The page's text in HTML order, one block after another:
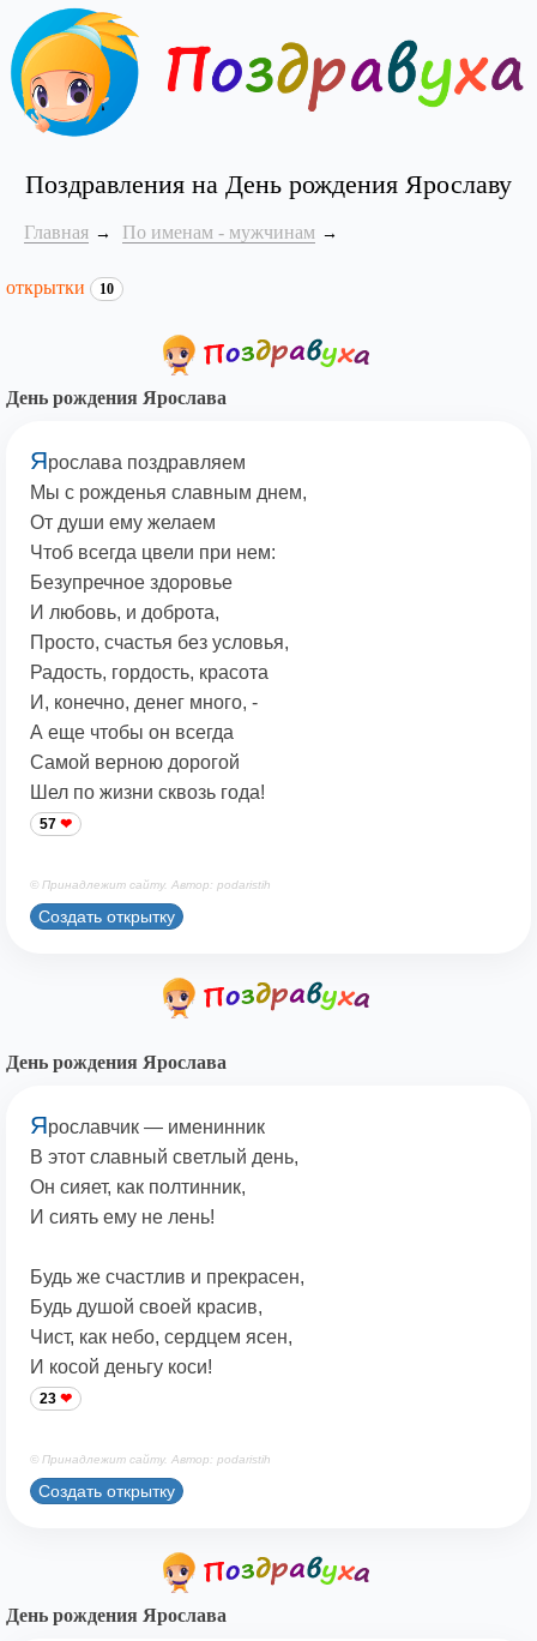
Поздравления на День рождения Ярославу
Главная По именам - мужчинам
открытки 10
День рождения Ярослава
Ярослава поздравляем
Мы с рожденья славным днем,
От души ему желаем
Чтоб всегда цвели при нем:
Безупречное здоровье
И любовь, и доброта,
Просто, счастья без условья,
Радость, гордость, красота
И, конечно, денег много, -
А еще чтобы он всегда
Самой верною дорогой
Шел по жизни сквозь года!
57
© Принадлежит сайту. Автор: podaristih
Создать открытку
День рождения Ярослава
Ярославчик — именинник
В этот славный светлый день,
Он сияет, как полтинник,
И сиять ему не лень!
Будь же счастлив и прекрасен,
Будь душой своей красив,
Чист, как небо, сердцем ясен,
И косой деньгу коси!
23
© Принадлежит сайту. Автор: podaristih
Создать открытку
День рождения Ярослава